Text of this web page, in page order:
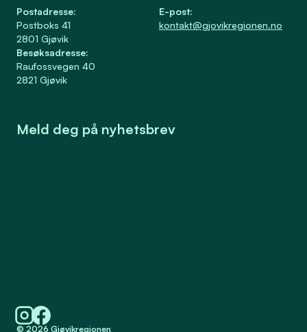
Postadresse:
Postboks 41
2801 Gjøvik
Besøksadresse:
Raufossvegen 40
2821 Gjøvik
E-post:
kontakt@gjovikregionen.no
Meld deg på nyhetsbrev
© 2026 Gjøvikregionen